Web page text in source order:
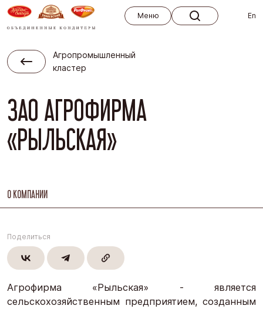
Меню
En
Агропромышленный
кластер
ЗАО АГРОФИРМА
«РЫЛЬСКАЯ»
О КОМПАНИИ
Поделиться
Агрофирма «Рыльская» - является
сельскохозяйственным предприятием, созданным